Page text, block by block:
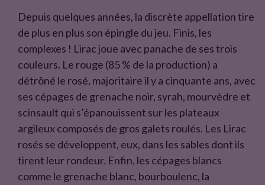
o
k
r
Depuis quelques années, la discrète appellation tire
de plus en plus son épingle du jeu. Finis, les
complexes ! Lirac joue avec panache de ses trois
couleurs. Le rouge (85 % de la production) a
détrôné le rosé, majoritaire il y a cinquante ans, avec
ses cépages de grenache noir, syrah, mourvèdre et
scinsault qui s’épanouissent sur les plateaux
argileux composés de gros galets roulés. Les Lirac
rosés se développent, eux, dans les sables dont ils
tirent leur rondeur. Enfin, les cépages blancs
comme le grenache blanc, bourboulenc, la